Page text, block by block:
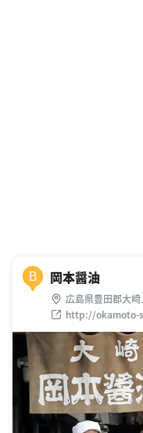
B 岡本醤油
広島県豊田郡大
http://okamoto-